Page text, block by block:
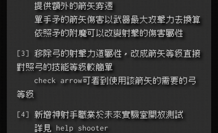
    提供額外的箭矢穿透
    單手矛的箭矢傷害以武器最大攻擊力去換算
    依照矛的附魔可以改變射擊的傷害屬性
[3] 移除弓的射擊力道屬性，改成箭矢等級直接
對照弓的技能等級較簡單
等級
[4] 新增神射手職業於未來實驗室開放測試
    詳見 help shooter